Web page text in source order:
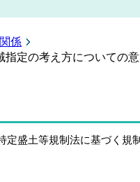
係
定の考え方についての
定盛土等規制法に基づく規